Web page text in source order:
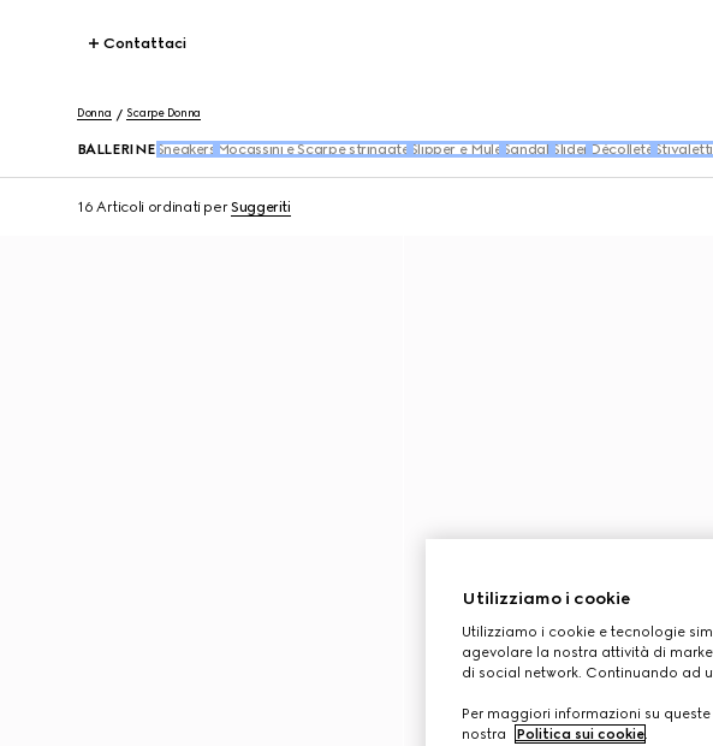
Contattaci
Donna Scarpe Donna
BALLERINE Sneakers Mocassini e Scarpe stringate Slipper e Mule Sandali Slider Décolleté
16 Articoli ordinati perSuggeriti
Utilizziamo i cookie
Utilizziamo i cookie e tecnologie
agevolare la nostra attività di
di social network. Continuando ad
Per maggiori informazioni su
nostra
Politica sui cookie.